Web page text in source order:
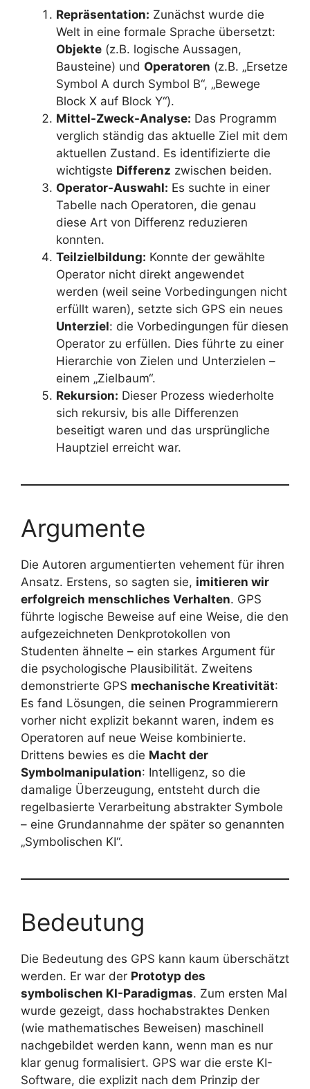
Repräsentation: Zunächst wurde die
Welt in eine formale Sprache übersetzt:
Objekte (z.B. logische Aussagen,
Bausteine) und Operatoren (z.B. „Ersetze
Symbol A durch Symbol B“, „Bewege
Block X auf Block Y“).
Mittel-Zweck-Analyse: Das Programm
verglich ständig das aktuelle Ziel mit dem
aktuellen Zustand. Es identifizierte die
wichtigste Differenz zwischen beiden.
Operator-Auswahl: Es suchte in einer
Tabelle nach Operatoren, die genau
diese Art von Differenz reduzieren
konnten.
Teilzielbildung: Konnte der gewählte
Operator nicht direkt angewendet
werden (weil seine Vorbedingungen nicht
erfüllt waren), setzte sich GPS ein neues
Unterziel: die Vorbedingungen für diesen
Operator zu erfüllen. Dies führte zu einer
Hierarchie von Zielen und Unterzielen –
einem „Zielbaum“.
Rekursion: Dieser Prozess wiederholte
sich rekursiv, bis alle Differenzen
beseitigt waren und das ursprüngliche
Hauptziel erreicht war.
Argumente
Die Autoren argumentierten vehement für ihren
Ansatz. Erstens, so sagten sie, imitieren wir
erfolgreich menschliches Verhalten. GPS
führte logische Beweise auf eine Weise, die den
aufgezeichneten Denkprotokollen von
Studenten ähnelte – ein starkes Argument für
die psychologische Plausibilität. Zweitens
demonstrierte GPS mechanische Kreativität:
Es fand Lösungen, die seinen Programmierern
vorher nicht explizit bekannt waren, indem es
Operatoren auf neue Weise kombinierte.
Drittens bewies es die Macht der
Symbolmanipulation: Intelligenz, so die
damalige Überzeugung, entsteht durch die
regelbasierte Verarbeitung abstrakter Symbole
– eine Grundannahme der später so genannten
„Symbolischen KI“.
Bedeutung
Die Bedeutung des GPS kann kaum überschätzt
werden. Er war der Prototyp des
symbolischen KI-Paradigmas. Zum ersten Mal
wurde gezeigt, dass hochabstraktes Denken
(wie mathematisches Beweisen) maschinell
nachgebildet werden kann, wenn man es nur
klar genug formalisiert. GPS war die erste KI-
Software, die explizit nach dem Prinzip der